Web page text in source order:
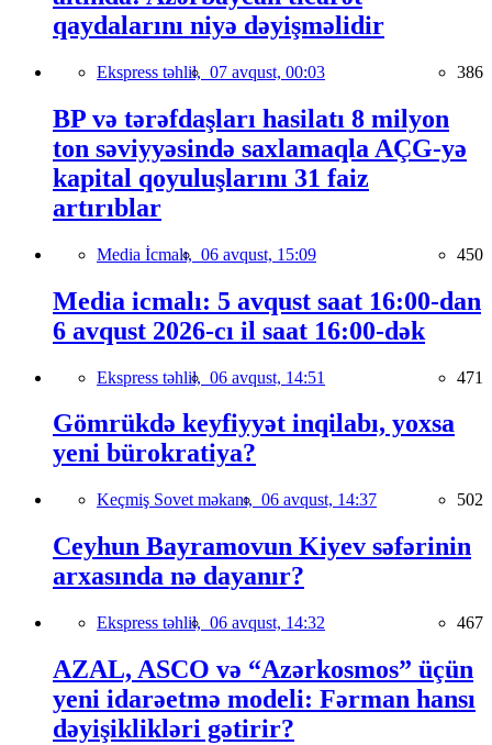
qaydalarını niyə dəyişməlidir
Ekspress təhlil, 07 avqust, 00:03 386
BP və tərəfdaşları hasilatı 8 milyon
ton səviyyəsində saxlamaqla AÇG-yə
kapital qoyuluşlarını 31 faiz
artırıblar
Media İcmalı, 06 avqust, 15:09 450
Media icmalı: 5 avqust saat 16:00-dan
6 avqust 2026-cı il saat 16:00-dək
Ekspress təhlil, 06 avqust, 14:51 471
Gömrükdə keyfiyyət inqilabı, yoxsa
yeni bürokratiya?
Keçmiş Sovet məkanı, 06 avqust, 14:37 502
Ceyhun Bayramovun Kiyev səfərinin
arxasında nə dayanır?
Ekspress təhlil, 06 avqust, 14:32 467
AZAL, ASCO və “Azərkosmos” üçün
yeni idarəetmə modeli: Fərman hansı
dəyişiklikləri gətirir?